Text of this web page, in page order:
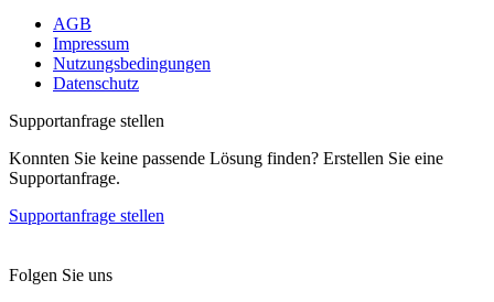
AGB
Impressum
Nutzungsbedingungen
Datenschutz
Supportanfrage stellen
Konnten Sie keine passende Lösung finden? Erstellen Sie eine
Supportanfrage.
Supportanfrage stellen
Folgen Sie uns